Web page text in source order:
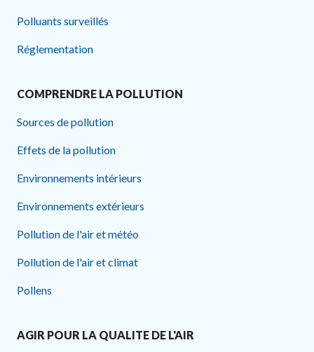
Polluants surveillés
Réglementation
COMPRENDRE LA POLLUTION
Sources de pollution
Effets de la pollution
Environnements intérieurs
Environnements extérieurs
Pollution de l'air et météo
Pollution de l'air et climat
Pollens
AGIR POUR LA QUALITE DE L'AIR